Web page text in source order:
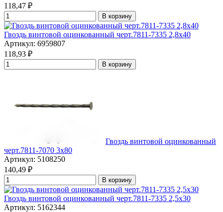
118,47 ₽
В корзину
Гвоздь винтовой оцинкованный черт.7811-7335 2,8x40
Артикул: 6959807
118,93 ₽
В корзину
Гвоздь винтовой оцинкованный
черт.7811-7070 3x80
Артикул: 5108250
140,49 ₽
В корзину
Гвоздь винтовой оцинкованный черт.7811-7335 2,5x30
Артикул: 5162344